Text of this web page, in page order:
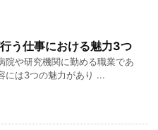
う仕事における魅力3つ
院や研究機関に勤める職業であ
には3つの魅力があり ...